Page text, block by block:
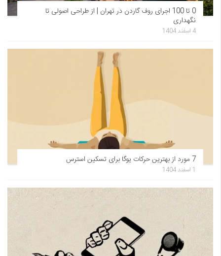
0 تا 100 اجرای روف گاردن در تهران | از طراحی اصولی تا
نگهداری
4 اسفند 1404
7 مورد از بهترین حرکات یوگا برای تسکین استرس
1 اسفند 1404